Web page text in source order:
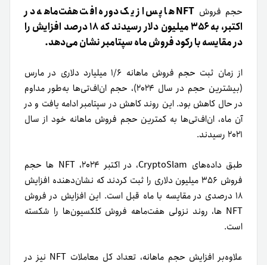
حجم فروش
NFT ها پس از یک دوره افت هفت‌ماهه در
اکتبر، به ۳۵۶ میلیون دلار رسیدند که ۱۸ درصد افزایش را
در مقایسه با رکود فروش ماه سپتامبر نشان می‌دهد.
از زمان ثبت حجم فروش ماهانه ۱/۶ میلیارد دلاری در مارس
(بیشترین حجم در سال ۲۰۲۴)، حجم ان‌اف‌تی‌ها به‌طور مداوم
در حال کاهش بود. این روند کاهش در سپتامبر ادامه یافت و در
آن ماه، ان‌اف‌تی‌ها به کمترین حجم فروش ماهانه خود از سال
۲۰۲۱ رسیدند.
طبق داده‌های CryptoSlam، در اکتبر ۲۰۲۴، NFT ها حجم
فروش ۳۵۶ میلیون دلاری را ثبت کردند که نشان‌دهنده افزایش
۱۸ درصدی در مقایسه با ماه قبل است. این افزایش در فروش
NFT ها، روند نزولی هفت‌ماهه فروش کلکسیون‌ها را شکسته
است.
علاوه‌بر افزایش حجم ماهانه، تعداد کل معاملات NFT نیز در